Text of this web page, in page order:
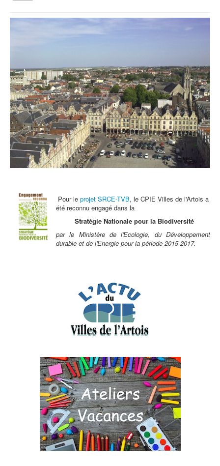
la
Vous êtes ici :
Accueil
Réaliser des économies d'énergie ?
Activités tout public
Animations et éducation
Accompagnement du territoire et ingénierie
Espace Info Energie
Guide Nature Patrimoine Volontaire (GNPV)
Centre de Ressources du Territoire (CRT)
Contact
Pour le projet SRCE-TVB, le CPIE Villes de l'Artois a
été reconnu engagé dans la
Stratégie Nationale pour la Biodiversité
par le Ministère de l'Ecologie, du Développement
durable et de l'Energie pour la période 2015-2017.